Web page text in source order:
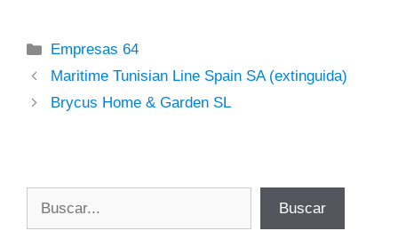
Categorías
Empresas 64
Maritime Tunisian Line Spain SA (extinguida)
Brycus Home & Garden SL
Buscar